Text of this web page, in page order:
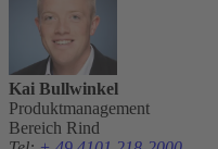
Kai Bullwinkel
Produktmanagement
Bereich Rind